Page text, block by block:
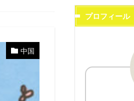
中国
プロフィール